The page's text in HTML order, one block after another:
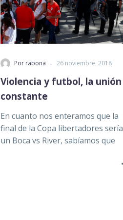
Por rabona - 26 noviembre, 2018
Violencia y futbol, la unión
constante
En cuanto nos enteramos que la
final de la Copa libertadores sería
un Boca vs River, sabíamos que